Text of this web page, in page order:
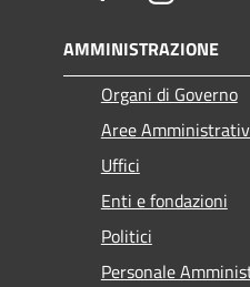
AMMINISTRAZIONE
Organi di Governo
Aree
Uffici
Enti e fondazioni
Politici
Personale